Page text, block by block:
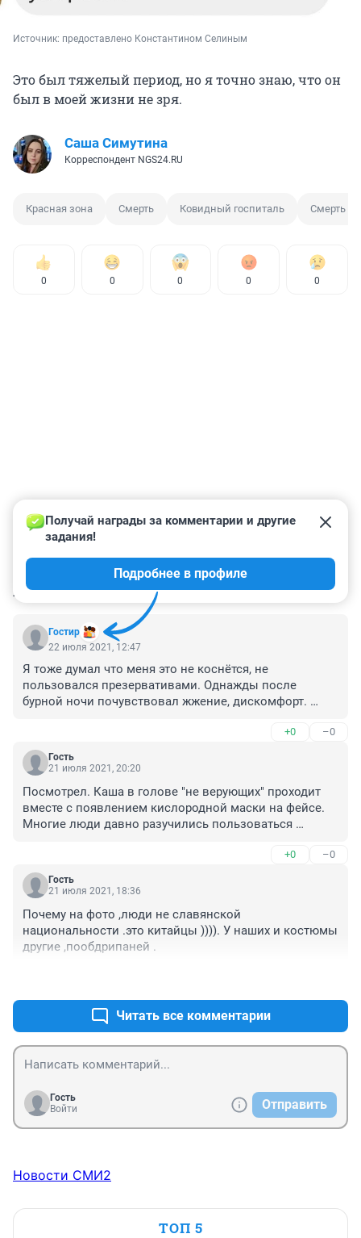
Источник: предоставлено Константином Селиным
Это был тяжелый период, но я точно знаю, что он
был в моей жизни не зря.
Саша Симутина
Корреспондент NGS24.RU
Красная зона Смерть Ковидный госпиталь Смерть
0 0 0 0 0
КОММЕНТАРИИ 24
Гостир
Получай награды за комментарии и другие
задания!
Подробнее в профиле
22 июля 2021, 12:47
Я тоже думал что меня это не коснётся, не
пользовался презервативами. Однажды после
бурной ночи почувствовал жжение, дискомфорт.
С Ковидом так же. Лучше бесплатно поставить
прививку, чем потом валяться больным, время,
деньги терять.
+0 –0
Гость
21 июля 2021, 20:20
Посмотрел. Каша в голове "не верующих" проходит
вместе с появлением кислородной маски на фейсе.
Многие люди давно разучились пользоваться
+0 –0
Гость
21 июля 2021, 18:36
Почему на фото ,люди не славянской
национальности .это китайцы )))). У наших и костюмы
другие ,пообдрипаней .
Читать все комментарии
Гость
Войти
Отправить
Новости СМИ2
ТОП 5